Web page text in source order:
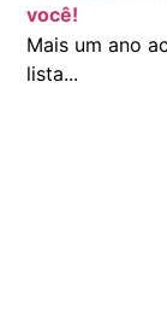
você!
Mais um ano
lista...